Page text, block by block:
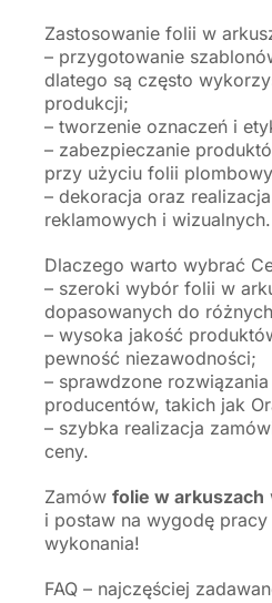
Zastosowanie folii w
– przygotowanie
dlatego są często
produkcji;
– tworzenie oznaczeń i
– zabezpieczanie
przy użyciu folii
– dekoracja oraz
reklamowych i wizualnych.
Dlaczego warto wybrać
– szeroki wybór folii w
dopasowanych do
– wysoka jakość
pewność niezawodności;
– sprawdzone
producentów, takich jak
– szybka realizacja
ceny.
Zamów folie w arkuszach
i postaw na wygodę
wykonania!
FAQ – najczęściej